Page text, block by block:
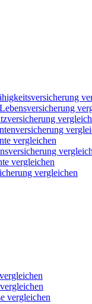
vergleichen
vergleichen
vergleichen
vergleichen